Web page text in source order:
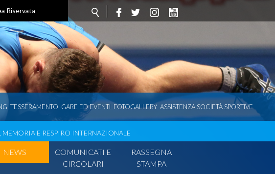
Riservata
TESSERAMENTO GARE ED EVENTI FOTOGALLERY ASSISTENZA SOCIETÀ SPORTIVE
MEMORIA E RESPIRO INTERNAZIONALE
NEWS
COMUNICATI E
CIRCOLARI
RASSEGNA
STAMPA